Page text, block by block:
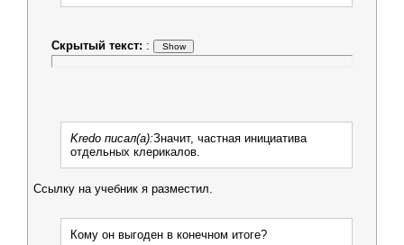
Скрытый текст: :
Kredo писал(а):Значит, частная инициатива
отдельных клерикалов.
Ссылку на учебник я разместил.
Кому он выгоден в конечном итоге?